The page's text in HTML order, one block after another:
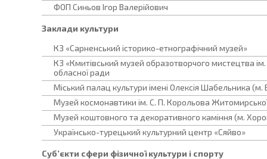
ФОП Синьов Ігор Валерійович
Заклади культури
КЗ «Сарненський історико-етнографічний музей»
КЗ «Кмитівський музей образотворчого мистецтва
обласної ради
Міський палац культури імені Олексія Шабельника (м.
Музей космонавтики ім. С. П. Корольова
Музей коштовного та декоративного каміння (м.
Українсько-турецький культурний центр «Сяйво»
Суб’єкти сфери фізичної культури і спорту